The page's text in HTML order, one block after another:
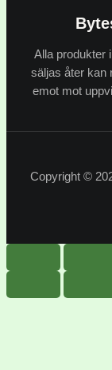
Alla produkter
säljas åter kan
emot mot
Copyright ©